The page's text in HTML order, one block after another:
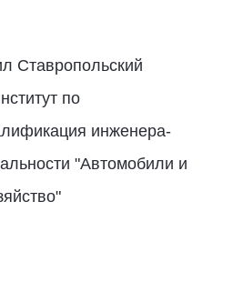
Ставропольский
по
инженера-
"Автомобили и